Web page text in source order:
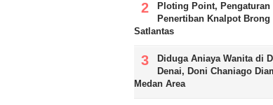
Ploting Point,
Penertiban Knalpot
Satlantas
Diduga Aniaya Wanita di
Denai, Doni Chaniago
Medan Area